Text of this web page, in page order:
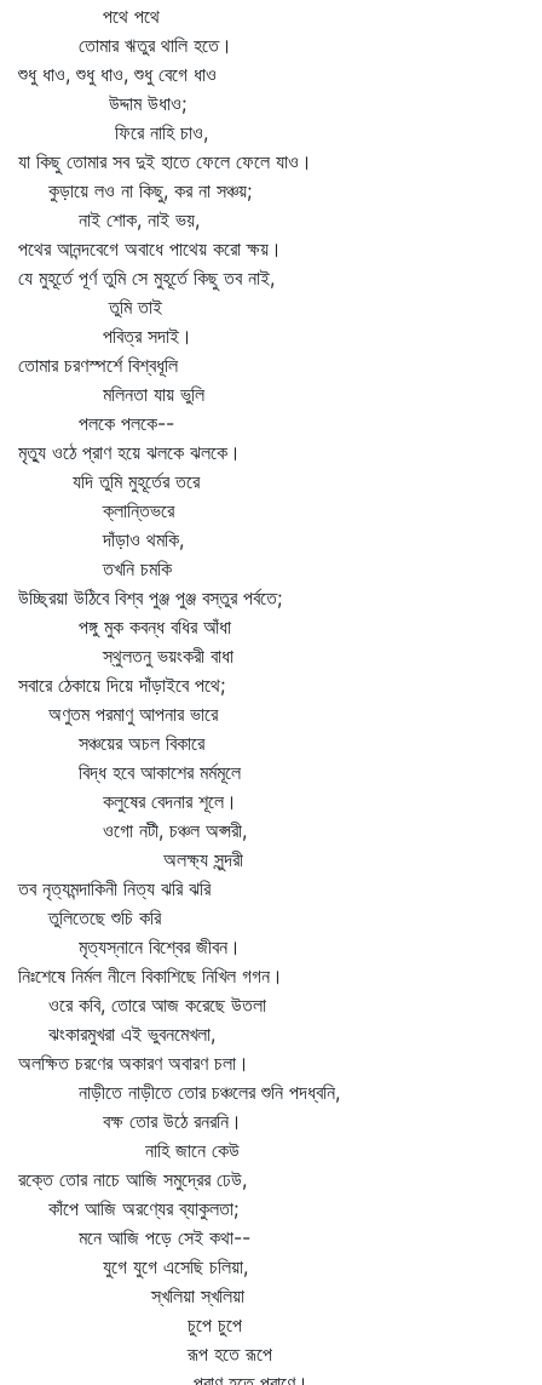
পথে পথে
তোমার ঋতুর থালি হতে।
শুধু ধাও, শুধু ধাও, শুধু বেগে ধাও
উদ্দাম উধাও;
ফিরে নাহি চাও,
যা কিছু তোমার সব দুই হাতে ফেলে ফেলে যাও।
কুড়ায়ে লও না কিছু, কর না সঞ্চয়;
নাই শোক, নাই ভয়,
পথের আনন্দবেগে অবাধে পাথেয় করো ক্ষয়।
যে মুহূর্তে পূর্ণ তুমি সে মুহূর্তে কিছু তব নাই,
তুমি তাই
পবিত্র সদাই।
তোমার চরণস্পর্শে বিশ্বধূলি
মলিনতা যায় ভুলি
পলকে পলকে--
মৃত্যু ওঠে প্রাণ হয়ে ঝলকে ঝলকে।
যদি তুমি মুহূর্তের তরে
ক্লান্তিভরে
দাঁড়াও থমকি,
তখনি চমকি
উচ্ছ্রিয়া উঠিবে বিশ্ব পুঞ্জ পুঞ্জ বস্তুর পর্বতে;
পঙ্গু মুক কবন্ধ বধির আঁধা
স্থুলতনু ভয়ংকরী বাধা
সবারে ঠেকায়ে দিয়ে দাঁড়াইবে পথে;
অণুতম পরমাণু আপনার ভারে
সঞ্চয়ের অচল বিকারে
বিদ্ধ হবে আকাশের মর্মমূলে
কলুষের বেদনার শূলে।
ওগো নটী, চঞ্চল অপ্সরী,
অলক্ষ্য সুন্দরী
তব নৃত্যমন্দাকিনী নিত্য ঝরি ঝরি
তুলিতেছে শুচি করি
মৃত্যস্নানে বিশ্বের জীবন।
নিঃশেষে নির্মল নীলে বিকাশিছে নিখিল গগন।
ওরে কবি, তোরে আজ করেছে উতলা
ঝংকারমুখরা এই ভুবনমেখলা,
অলক্ষিত চরণের অকারণ অবারণ চলা।
নাড়ীতে নাড়ীতে তোর চঞ্চলের শুনি পদধ্বনি,
বক্ষ তোর উঠে রনরনি।
নাহি জানে কেউ
রক্তে তোর নাচে আজি সমুদ্রের ঢেউ,
কাঁপে আজি অরণ্যের ব্যাকুলতা;
মনে আজি পড়ে সেই কথা--
যুগে যুগে এসেছি চলিয়া,
স্খলিয়া স্খলিয়া
চুপে চুপে
রূপ হতে রূপে